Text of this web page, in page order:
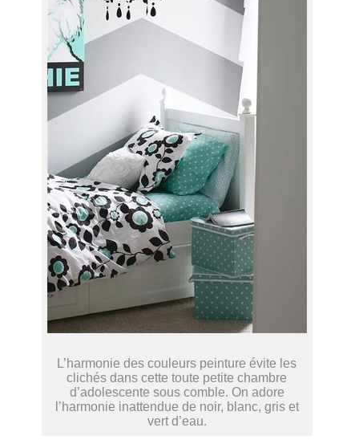
L’harmonie des couleurs peinture évite les
clichés dans cette toute petite chambre
d’adolescente sous comble. On adore
l’harmonie inattendue de noir, blanc, gris et
vert d’eau.